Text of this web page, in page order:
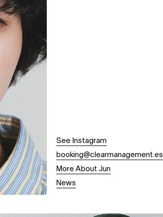
See Instagram
booking@clearmanagement.es
More About Jun
News